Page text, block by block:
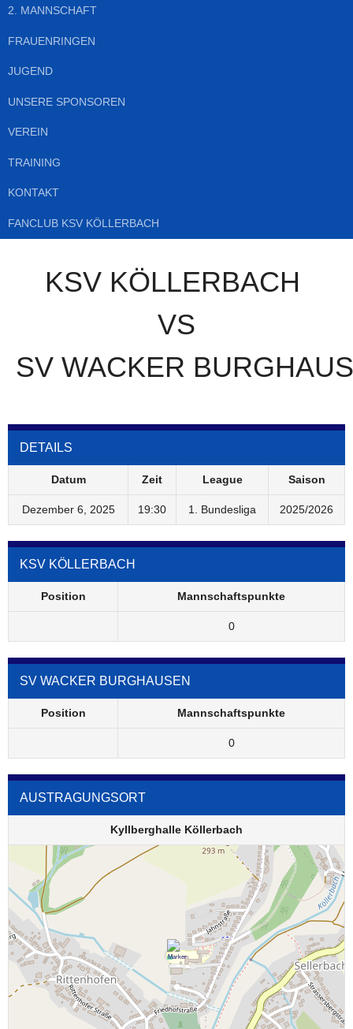
2. MANNSCHAFT
FRAUENRINGEN
JUGEND
UNSERE SPONSOREN
VEREIN
TRAINING
KONTAKT
FANCLUB KSV KÖLLERBACH
KSV KÖLLERBACH
VS
SV WACKER
DETAILS
Datum Zeit League Saison
Dezember 6, 2025 19:30 1. Bundesliga 2025/2026
KSV KÖLLERBACH
Position Mannschaftspunkte
0
SV WACKER BURGHAUSEN
Position Mannschaftspunkte
0
AUSTRAGUNGSORT
Kyllberghalle Köllerbach